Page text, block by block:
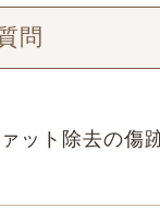
問
ット除去の傷